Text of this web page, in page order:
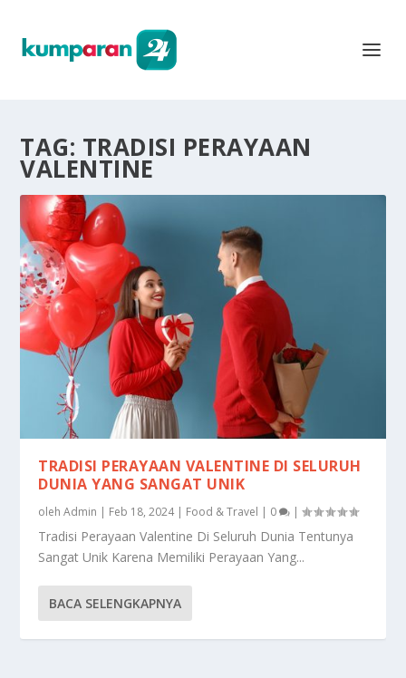
TAG: TRADISI PERAYAAN
VALENTINE
TRADISI PERAYAAN VALENTINE DI SELURUH
DUNIA YANG SANGAT UNIK
olehAdmin | Feb 18, 2024| Food & Travel | 0 |
Tradisi Perayaan Valentine Di Seluruh Dunia Tentunya
Sangat Unik Karena Memiliki Perayaan Yang...
BACA SELENGKAPNYA